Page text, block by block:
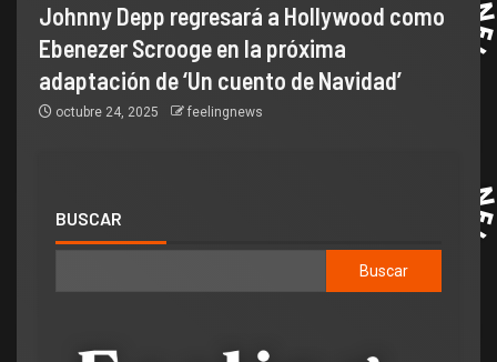
Johnny Depp regresará a Hollywood como
Ebenezer Scrooge en la próxima
adaptación de ‘Un cuento de Navidad’
octubre 24, 2025 feelingnews
BUSCAR
Buscar